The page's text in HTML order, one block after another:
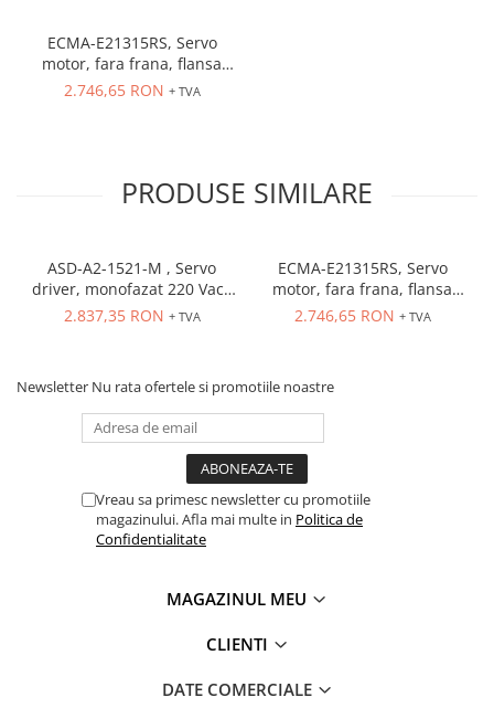
ECMA-E21315RS, Servo
motor, fara frana, flansa
130 mm, encoder
2.746,65 RON + TVA
PRODUSE SIMILARE
ASD-A2-1521-M , Servo
driver, monofazat 220 Vac ,
Pr = 1.5 kW, interfata
2.837,35 RON + TVA
ECMA-E21315RS, Servo
motor, fara frana, flansa
130 mm, encoder
2.746,65 RON + TVA
Newsletter Nu rata ofertele si promotiile noastre
Vreau sa primesc newsletter cu promotiile
magazinului. Afla mai multe in Politica de
Confidentialitate
MAGAZINUL MEU
CLIENTI
DATE COMERCIALE